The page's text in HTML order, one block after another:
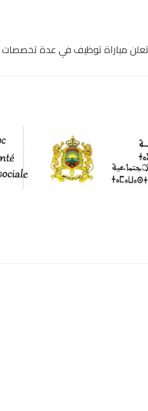
توظيف في عدة تخصصات آخر أجل 24